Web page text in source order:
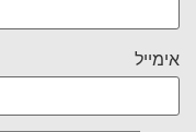
אימייל